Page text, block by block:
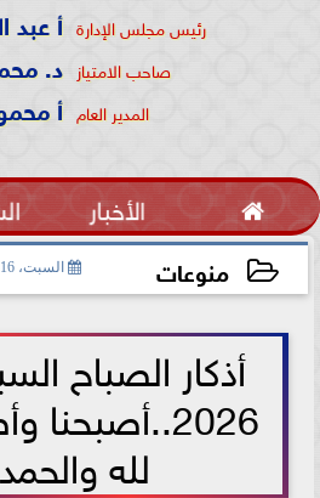
رئيس مجلس الإدارة أ عبد
صاحب الامتياز د.
المدير العام أ
 الأخبار
منوعات السبت، 16 مايو 2026
لله